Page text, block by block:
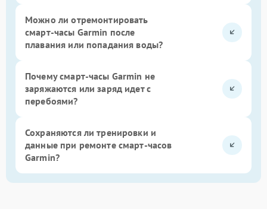
Можно ли отремонтировать
смарт-часы Garmin после
плавания или попадания воды?
Почему смарт-часы Garmin не
заряжаются или заряд идет с
перебоями?
Сохраняются ли тренировки и
данные при ремонте смарт-часов
Garmin?